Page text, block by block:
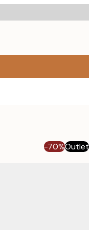
-70%Outlet